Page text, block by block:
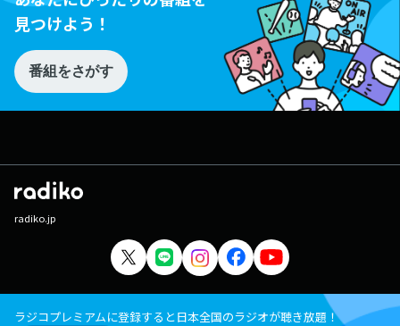
見つけよう！
番組をさがす
radiko.jp
ラジコプレミアムに登録すると日本全国のラジオが聴き放題！